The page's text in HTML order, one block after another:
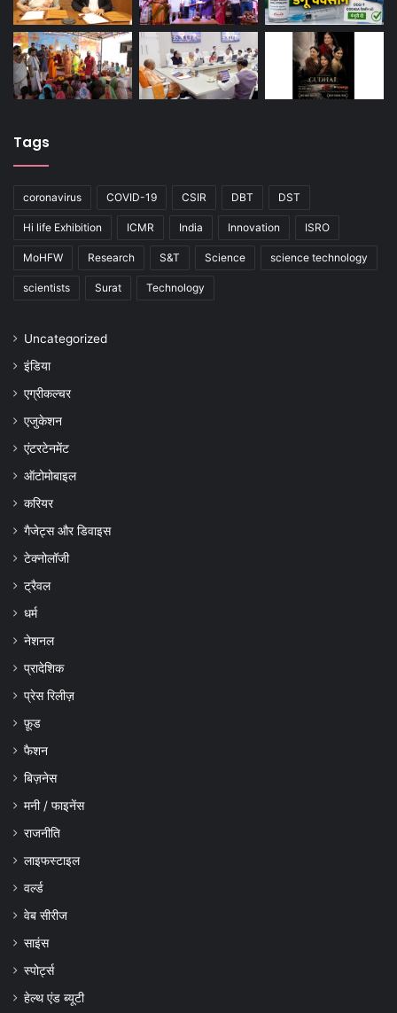
Tags
coronavirus COVID-19 CSIR DBT DST
Hi life Exhibition ICMR India Innovation ISRO
MoHFW Research S&T Science science technology
scientists Surat Technology
Uncategorized
इंडिया
एग्रीकल्चर
एजुकेशन
एंटरटेनमेंट
ऑटोमोबाइल
करियर
गैजेट्स और डिवाइस
टेक्नोलॉजी
ट्रैवल
धर्म
नेशनल
प्रादेशिक
प्रेस रिलीज़
फ़ूड
फैशन
बिज़नेस
मनी / फाइनेंस
राजनीति
लाइफस्टाइल
वर्ल्ड
वेब सीरीज
साइंस
स्पोर्ट्स
हेल्थ एंड ब्यूटी